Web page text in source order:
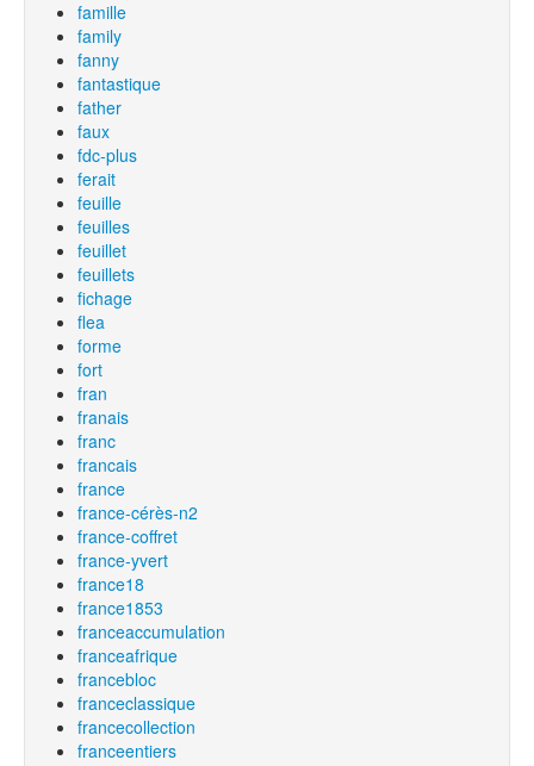
famille
family
fanny
fantastique
father
faux
fdc-plus
ferait
feuille
feuilles
feuillet
feuillets
fichage
flea
forme
fort
fran
franais
franc
francais
france
france-cérès-n2
france-coffret
france-yvert
france18
france1853
franceaccumulation
franceafrique
francebloc
franceclassique
francecollection
franceentiers